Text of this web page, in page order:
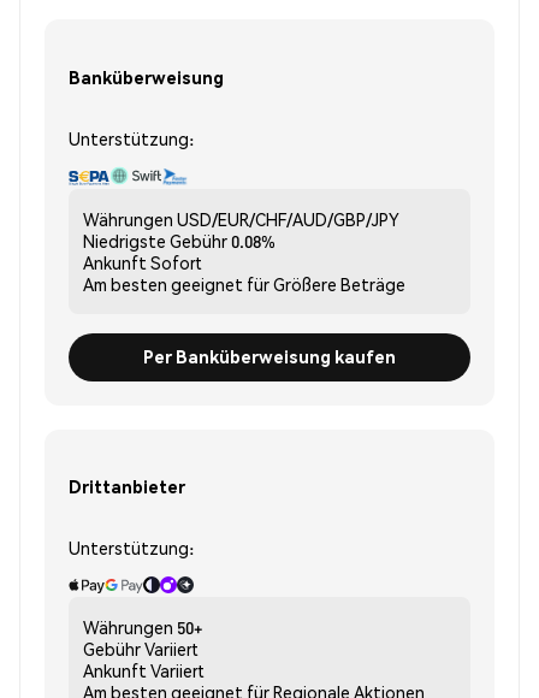
Banküberweisung
Unterstützung:
Währungen USD/EUR/CHF/AUD/GBP/JPY
Niedrigste Gebühr0.08%
Ankunft Sofort
Am besten geeignet fürGrößere Beträge
Per Banküberweisung kaufen
Drittanbieter
Unterstützung:
Währungen 50+
GebührVariiert
Ankunft Variiert
Am besten geeignet fürRegionale Aktionen